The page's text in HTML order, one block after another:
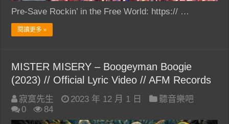
Pre-Save Rockin’ in the Free World: https:// …
閱讀更多 »
MISTER MISERY – Boogeyman Boogie
(2023) // Official Lyric Video // AFM Records
寂寞先生 2023 年 12 月 1 日
聽音樂吧
0
84